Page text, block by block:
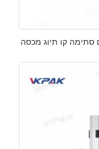
סתימה קו תיוג מכסה